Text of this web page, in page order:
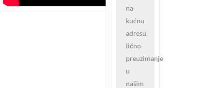
na
kućnu
adresu,
lično
preuzimanje
u
našim